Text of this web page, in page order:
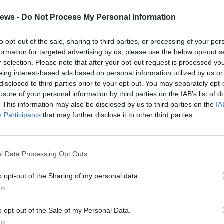
- Do Not Process My Personal Information
opt-out of the sale, sharing to third parties, or processing of your
for targeted advertising by us, please use the below opt-out
selection. Please note that after your opt-out request is processed
interest-based ads based on personal information utilized by us
to third parties prior to your opt-out. You may separately
of your personal information by third parties on the IAB’s list of
This information may also be disclosed by us to third parties on the
Participants that may further disclose it to other third parties.
Data Processing Opt Outs
opt-out of the Sharing of my personal data.
opt-out of the Sale of my Personal Data.
partecipata.
scoprire particolari
storico e artistico della sua realizzazione,
un momento diapprendimento e
.
durante l’attività verrà anche citato il
il “Sancarlone” e la progettazione
, un riferimento che contribuisce a
ancora più affascinante e
a bambine e bambini tra i 6 e i 12 anni